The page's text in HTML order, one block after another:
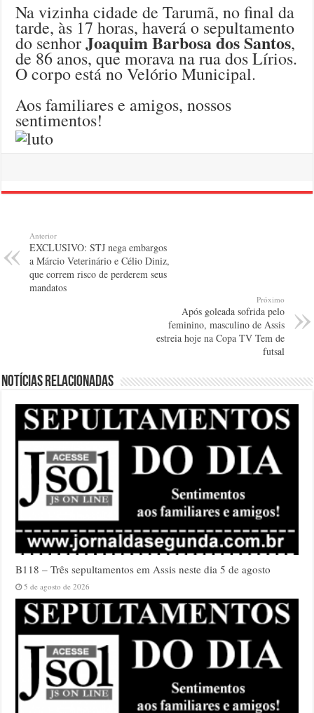
Na vizinha cidade de Tarumã, no final da
tarde, às 17 horas, haverá o sepultamento
do senhorJoaquim Barbosa dos Santos,
de 86 anos, que morava na rua dos Lírios.
O corpo está no Velório Municipal.
Aos familiares e amigos, nossos
sentimentos!
Anterior
EXCLUSIVO: STJ nega embargos
a Márcio Veterinário e Célio Diniz,
que correm risco de perderem seus
mandatos
Próximo
Após goleada sofrida pelo
feminino, masculino de Assis
estreia hoje na Copa TV Tem de
futsal
Notícias relacionadas
B118 – Três sepultamentos em Assis neste dia 5 de agosto
5 de agosto de 2026